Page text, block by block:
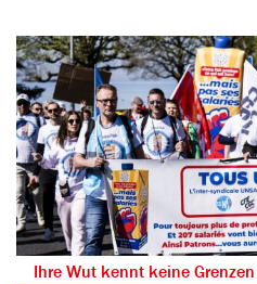
Ihre Wut kennt keine Grenzen